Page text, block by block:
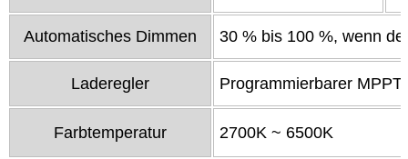
Automatisches Dimmen 30 % bis 100 %, wenn
Laderegler Programmierbarer
Farbtemperatur 2700K ~ 6500K